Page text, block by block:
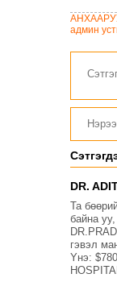
төслийн
админ
DR.
Та
байна
гэвэл
Yнэ: